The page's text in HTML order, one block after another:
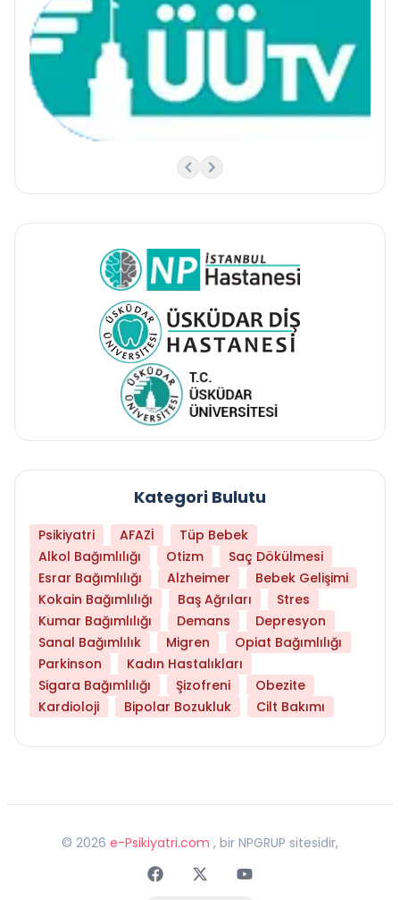
Kategori Bulutu
Psikiyatri AFAZİ
Tüp Bebek
Alkol Bağımlılığı
Otizm
Saç Dökülmesi
Esrar Bağımlılığı
Alzheimer
Bebek Gelişimi
Kokain Bağımlılığı
Baş Ağrıları
Stres
Kumar Bağımlılığı
Demans
Depresyon
Sanal Bağımlılık
Migren
Opiat Bağımlılığı
Parkinson
Kadın Hastalıkları
Sigara Bağımlılığı
Şizofreni
Obezite
Kardioloji
Bipolar Bozukluk Cilt Bakımı
© 2026 e-Psikiyatri.com , bir NPGRUP sitesidir,
FaceebokTwitterYoutube